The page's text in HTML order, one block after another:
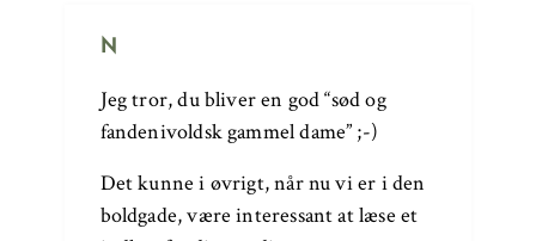
N
Jeg tror, du bliver en god “sød og
fandenivoldsk gammel dame” ;-)
Det kunne i øvrigt, når nu vi er i den
boldgade, være interessant at læse et